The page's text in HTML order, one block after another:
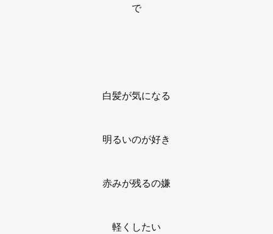
で
白髪が気になる
明るいのが好き
赤みが残るの嫌
軽くしたい